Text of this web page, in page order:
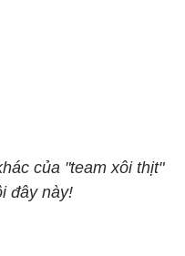
của "team xôi thịt"
đây này!